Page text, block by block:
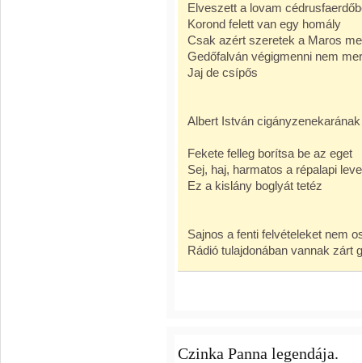
Elveszett a lovam
Korond felett van egy homály
Csak azért szeretek a Maros
Gedőfalván végigmenni nem
Jaj de csípős
Albert István
Fekete felleg borítsa be az eget
Sej, haj, harmatos a répalapi
Ez a kislány boglyát tetéz
Sajnos a fenti felvételeket nem
Rádió tulajdonában vannak zárt
Czinka Panna legendája.